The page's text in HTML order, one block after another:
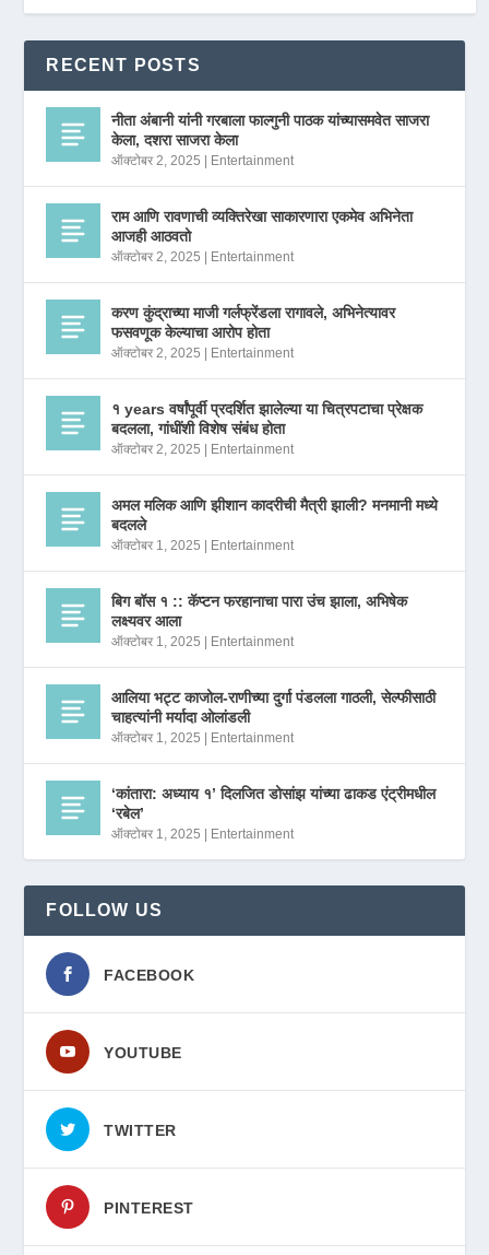
RECENT POSTS
नीता अंबानी यांनी गरबाला फाल्गुनी पाठक यांच्यासमवेत साजरा
केला, दशरा साजरा केला
ऑक्टोबर 2, 2025 Entertainment
राम आणि रावणाची व्यक्तिरेखा साकारणारा एकमेव अभिनेता
आजही आठवतो
ऑक्टोबर 2, 2025 Entertainment
करण कुंद्राच्या माजी गर्लफ्रेंडला रागावले, अभिनेत्यावर
फसवणूक केल्याचा आरोप होता
ऑक्टोबर 2, 2025 Entertainment
१ years वर्षांपूर्वी प्रदर्शित झालेल्या या चित्रपटाचा प्रेक्षक
बदलला, गांधींशी विशेष संबंध होता
ऑक्टोबर 2, 2025 Entertainment
अमल मलिक आणि झीशान कादरीची मैत्री झाली? मनमानी मध्ये
बदलले
ऑक्टोबर 1, 2025 Entertainment
बिग बॉस १ :: कॅप्टन फरहानाचा पारा उंच झाला, अभिषेक
लक्ष्यवर आला
ऑक्टोबर 1, 2025 Entertainment
आलिया भट्ट काजोल-राणीच्या दुर्गा पंडलला गाठली, सेल्फीसाठी
चाहत्यांनी मर्यादा ओलांडली
ऑक्टोबर 1, 2025 Entertainment
‘कांतारा: अध्याय १’ दिलजित डोसांझ यांच्या ढाकड एंट्रीमधील
‘रबेल’
ऑक्टोबर 1, 2025 Entertainment
FOLLOW US
FACEBOOK
YOUTUBE
TWITTER
PINTEREST